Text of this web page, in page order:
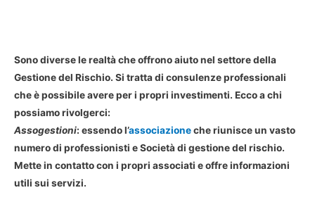
Sono diverse le realtà che offrono aiuto nel settore della
Gestione del Rischio. Si tratta di consulenze professionali
che è possibile avere per i propri investimenti. Ecco a chi
possiamo rivolgerci:
Assogestioni: essendo l’associazioneche riunisce un vasto
numero di professionisti e Società di gestione del rischio.
Mette in contatto con i propri associati e offre informazioni
utili sui servizi.